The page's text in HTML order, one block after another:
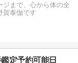
ジまで、心から体の全
賀泰伽です
定予約可能日